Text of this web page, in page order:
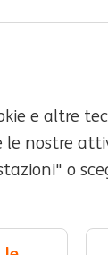
in ING
e
sulla privacy
e altre
le nostre
o